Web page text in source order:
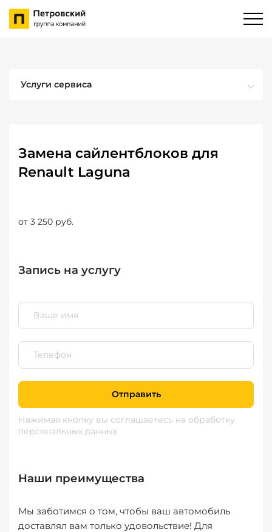
Услуги сервиса
Замена сайлентблоков для
Renault Laguna
от 3 250 руб.
Запись на услугу
Отправить
Нажимая кнопку вы соглашаетесь на обработку
персональных данных
Наши преимущества
Мы заботимся о том, чтобы ваш автомобиль
доставлял вам только удовольствие! Для